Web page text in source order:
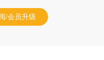
/会员升级